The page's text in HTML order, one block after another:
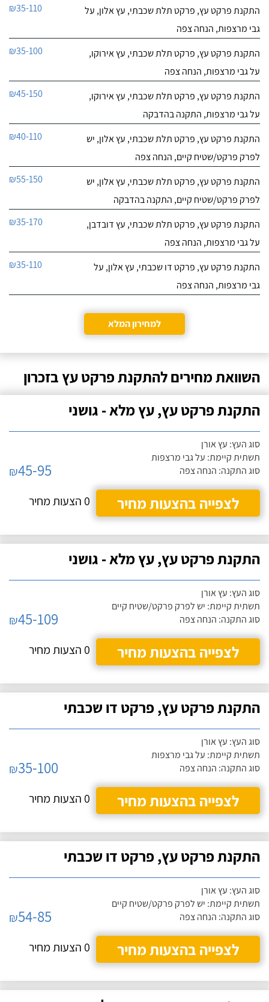
התקנת פרקט עץ, פרקט תלת שכבתי, עץ אלון, על
גבי מרצפות, הנחה צפה
₪35-110
התקנת פרקט עץ, פרקט תלת שכבתי, עץ אירוקו,
על גבי מרצפות, הנחה צפה
₪35-100
התקנת פרקט עץ, פרקט תלת שכבתי, עץ אירוקו,
על גבי מרצפות, התקנה בהדבקה
₪45-150
התקנת פרקט עץ, פרקט תלת שכבתי, עץ אלון, יש
לפרק פרקט/שטיח קיים, הנחה צפה
₪40-110
התקנת פרקט עץ, פרקט תלת שכבתי, עץ אלון, יש
לפרק פרקט/שטיח קיים, התקנה בהדבקה
₪55-150
התקנת פרקט עץ, פרקט תלת שכבתי, עץ דובדבן,
על גבי מרצפות, הנחה צפה
₪35-170
התקנת פרקט עץ, פרקט דו שכבתי, עץ אלון, על
גבי מרצפות, הנחה צפה
₪35-110
למחירון המלא
השוואת מחירים להתקנת פרקט עץ בזכרון
התקנת פרקט עץ, עץ מלא - גושני
סוג העץ: עץ אורן
תשתית קיימת: על גבי מרצפות
סוג התקנה: הנחה צפה
₪45-95
לצפייה בהצעות מחיר
0 הצעות מחיר
התקנת פרקט עץ, עץ מלא - גושני
סוג העץ: עץ אורן
תשתית קיימת: יש לפרק פרקט/שטיח קיים
סוג התקנה: הנחה צפה
₪45-109
לצפייה בהצעות מחיר
0 הצעות מחיר
התקנת פרקט עץ, פרקט דו שכבתי
סוג העץ: עץ אורן
תשתית קיימת: על גבי מרצפות
סוג התקנה: הנחה צפה
₪35-100
לצפייה בהצעות מחיר
0 הצעות מחיר
התקנת פרקט עץ, פרקט דו שכבתי
סוג העץ: עץ אורן
תשתית קיימת: יש לפרק פרקט/שטיח קיים
סוג התקנה: הנחה צפה
₪54-85
לצפייה בהצעות מחיר
0 הצעות מחיר